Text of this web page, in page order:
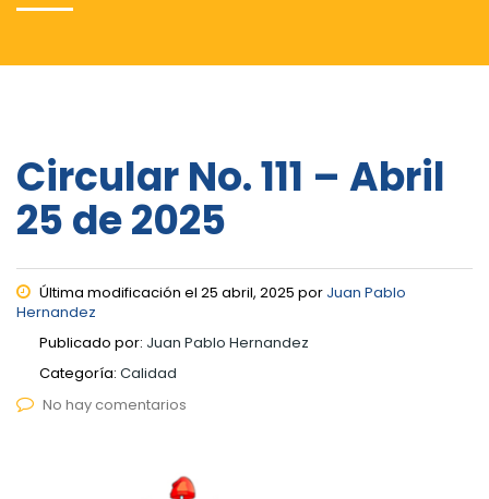
Circular No. 111 – Abril
25 de 2025
Última modificación el 25 abril, 2025 por Juan Pablo
Hernandez
Publicado por: Juan Pablo Hernandez
Categoría: Calidad
No hay comentarios